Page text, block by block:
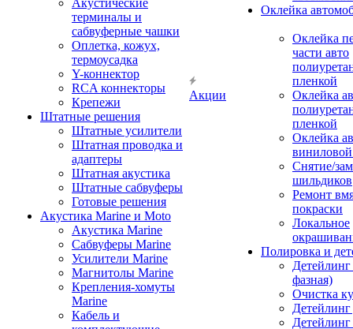
Акустические
терминалы и
сабвуферные чашки
Оплетка, кожух,
термоусадка
Y-коннектор
RCA коннекторы
Крепежи
Штатные решения
Штатные усилители
Штатная проводка и
адаптеры
Штатная акустика
Штатные сабвуферы
Готовые решения
Акустика Marine и Moto
Акустика Marine
Сабвуферы Marine
Усилители Marine
Магнитолы Marine
Крепления-хомуты
Marine
Кабель и
Акции
Оклейка
Оклейка
части авто
пленкой
Оклейка
пленкой
Оклейка
Снятие/
шильдиков
Ремонт
покраски
Локальное
Полировка и
фазная)
Очистка
Детейлинг